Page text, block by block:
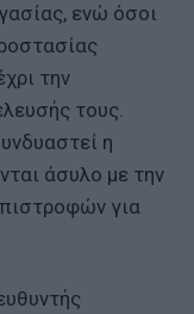
ενώ όσοι
την
τους.
η
άσυλο με την
για